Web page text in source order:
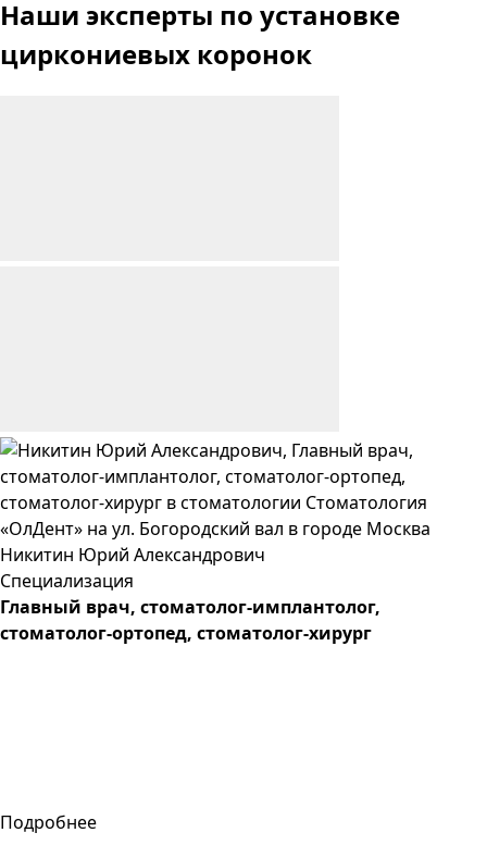
Наши эксперты по установке
циркониевых коронок
Никитин Юрий Александрович
Специализация
Главный врач, cтоматолог-имплантолог,
стоматолог-ортопед, стоматолог-хирург
Подробнее